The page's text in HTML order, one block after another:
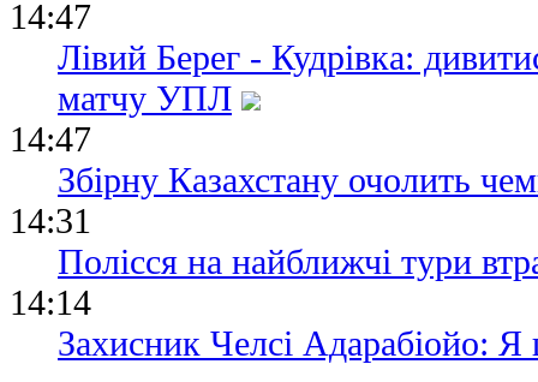
14:47
Лівий Берег - Кудрівка:
матчу УПЛ
14:47
Збірну Казахстану очолить
14:31
Полісся на найближчі тури
14:14
Захисник Челсі Адарабіойо: